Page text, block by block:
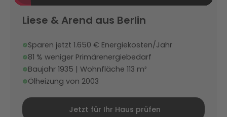
Liese & Arend aus Berlin
Sparen jetzt 1.650 € Energiekosten/Jahr
81 % weniger Primärenergiebedarf
Baujahr 1935 | Wohnfläche 113 m²
Ölheizung von 2003
Jetzt für Ihr Haus prüfen